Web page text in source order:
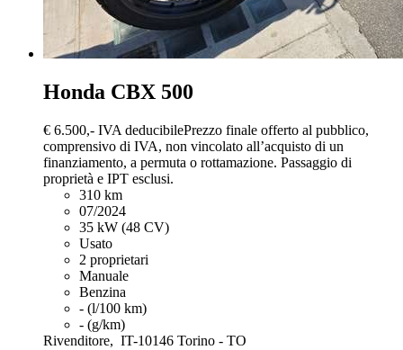
Honda CBX 500
€ 6.500,- IVA deducibilePrezzo finale offerto al pubblico,
comprensivo di IVA, non vincolato all’acquisto di un
finanziamento, a permuta o rottamazione. Passaggio di
proprietà e IPT esclusi.
310 km
07/2024
35 kW (48 CV)
Usato
2 proprietari
Manuale
Benzina
- (l/100 km)
- (g/km)
Rivenditore, IT-10146 Torino - TO